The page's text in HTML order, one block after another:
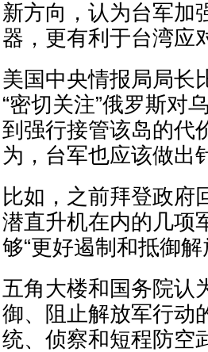
新方向，认为台军加
器，更有利于台湾应
美国中央情报局局长
“密切关注”俄罗斯对
到强行接管该岛的代
为，台军也应该做出
比如，之前拜登政府
潜直升机在内的几项
够“更好遏制和抵御
五角大楼和国务院认
御、阻止解放军行动
统、侦察和短程防空